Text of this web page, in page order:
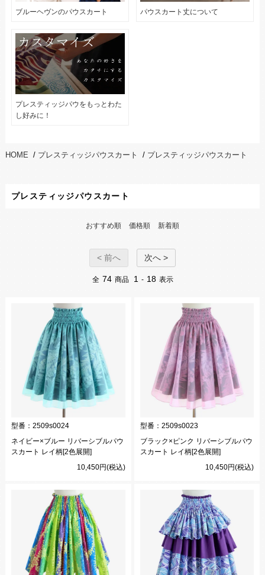
ブルーヘヴンのパウスカート パウスカート丈について
プレスティッジパウをもっとわた
し好みに！
HOME / プレスティッジパウスカート / プレスティッジパウスカート
プレスティッジパウスカート
おすすめ順 価格順 新着順
< 前へ 次へ >
全 74 商品 1 - 18 表示
型番： 2509s0024
ネイビー×ブルー リバーシブルパウ
スカート レイ柄[2色展開]
10,450円(税込)
型番： 2509s0023
ブラック×ピンク リバーシブルパウ
スカート レイ柄[2色展開]
10,450円(税込)